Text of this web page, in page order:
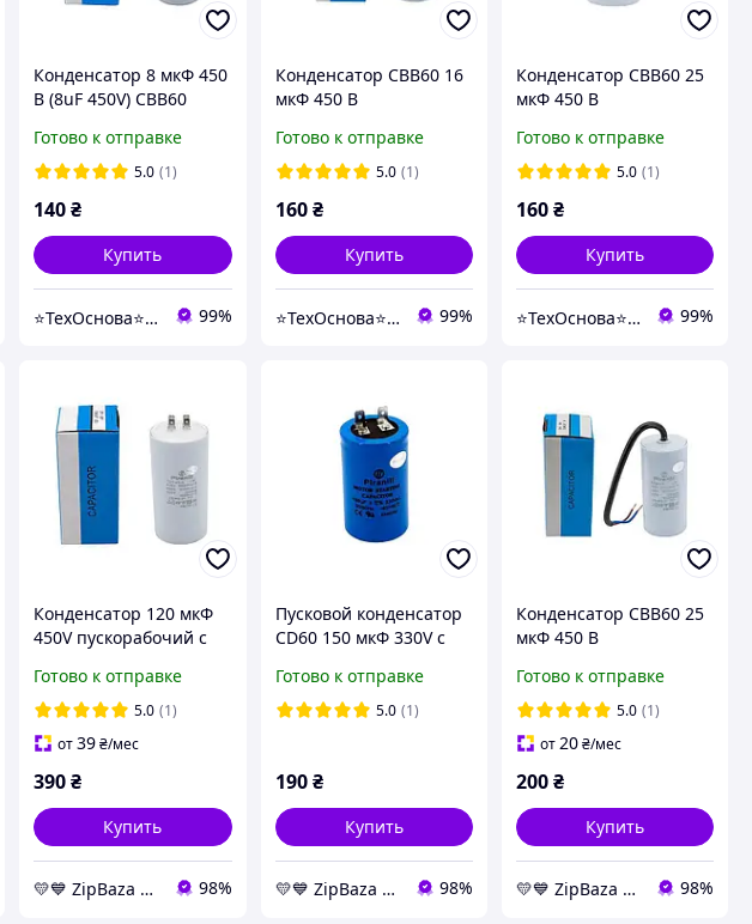
Конденсатор 8 мкФ 450
В (8uF 450V) CBB60
клеммами (Piranil)
Готово к отправке
5.0 (1)
140₴
Купить
⭐️ТехОснова⭐️ - оригинальные запчасти в технику для дома 99%
Конденсатор CBB60 16
мкФ 450 В
клеммами (Piranil)
Готово к отправке
5.0 (1)
160 ₴
Купить
⭐️ТехОснова⭐️ - оригинальные запчасти в технику для дома 99%
Конденсатор CBB60 25
мкФ 450 В
клеммами (Piranil)
Готово к отправке
5.0 (1)
160₴
Купить
⭐️ТехОснова⭐️ - оригинальные запчасти в технику для дома 99%
Конденсатор 120 мкФ
450V пускорабочий с
конденсаторы
Whicepart
Готово к отправке
5.0 (1)
от39₴/мес
390₴
Купить
💛💙️ ZipBaza 💛💙️ запчасти для бытовой техники 98%
Пусковой конденсатор
CD60 150 мкФ 330V с
конденсаторы
Whicepart
Готово к отправке
5.0 (1)
190 ₴
Купить
💛💙️ ZipBaza 💛💙️ запчасти для бытовой техники 98%
Конденсатор CBB60 25
мкФ 450 В
450V), с проводами -
конденсаторы
Whicepart
Готово к отправке
5.0 (1)
от 20₴/мес
200₴
Купить
💛💙️ ZipBaza 💛💙️ запчасти для бытовой техники 98%